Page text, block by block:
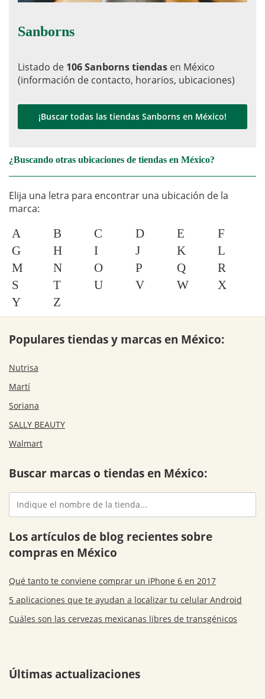
Sanborns
Listado de 106 Sanborns tiendas en México
(información de contacto, horarios, ubicaciones)
¡Buscar todas las tiendas Sanborns en México!
¿Buscando otras ubicaciones de tiendas en México?
Elija una letra para encontrar una ubicación de la
marca:
A B C D E
F
G
H I J K
L
M
N O P Q
R
S
T U V W
X
Y
Z
Populares tiendas y marcas en México:
Nutrisa
Martí
Soriana
SALLY BEAUTY
Walmart
Buscar marcas o tiendas en México:
Los artículos de blog recientes sobre
compras en México
Qué tanto te conviene comprar un iPhone 6 en 2017
5 aplicaciones que te ayudan a localizar tu celular Android
Cuáles son las cervezas mexicanas libres de transgénicos
Últimas actualizaciones